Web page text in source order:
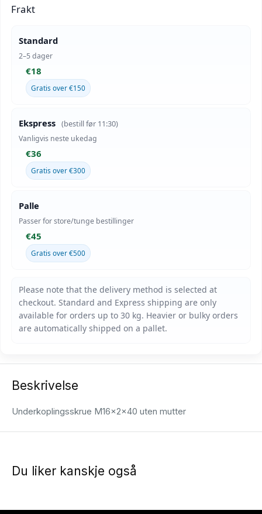
Frakt
Standard
2–5 dager
€18
Gratis over €150
Ekspress (bestill før 11:30)
Vanligvis neste ukedag
€36
Gratis over €300
Palle
Passer for store/tunge bestillinger
€45
Gratis over €500
Beskrivelse
Underkoplingsskrue M16x2x40 uten mutter
Du liker kanskje også